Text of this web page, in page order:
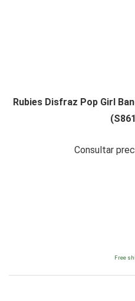
Rubies Disfraz Pop Girl
Consultar
Free